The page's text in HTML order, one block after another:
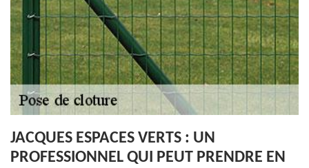
JACQUES ESPACES VERTS : UN
PROFESSIONNEL QUI PEUT PRENDRE EN